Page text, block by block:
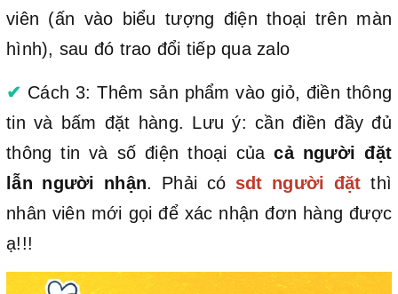
viên (ấn vào biểu tượng điện thoại trên màn
hình), sau đó trao đổi tiếp qua zalo
✔ Cách 3: Thêm sản phẩm vào giỏ, điền thông
tin và bấm đặt hàng. Lưu ý: cần điền đầy đủ
thông tin và số điện thoại củacả người đặt
lẫn người nhận. Phải có sdt người đặt thì
nhân viên mới gọi để xác nhận đơn hàng được
ạ!!!